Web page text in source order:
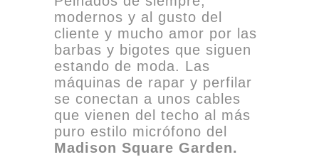
modernos y al gusto del
cliente y mucho amor por las
barbas y bigotes que siguen
estando de moda. Las
máquinas de rapar y perfilar
se conectan a unos cables
que vienen del techo al más
puro estilo micrófono del
Madison Square Garden.